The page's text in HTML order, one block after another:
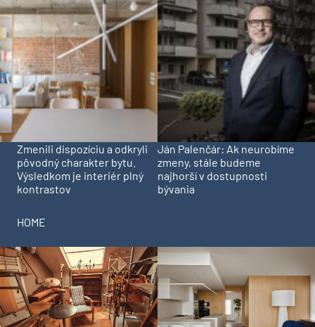
Zmenili dispozíciu a odkryli
pôvodný charakter bytu.
Výsledkom je interiér plný
kontrastov
Ján Palenčár: Ak neurobíme
zmeny, stále budeme
najhorší v dostupnosti
bývania
HOME